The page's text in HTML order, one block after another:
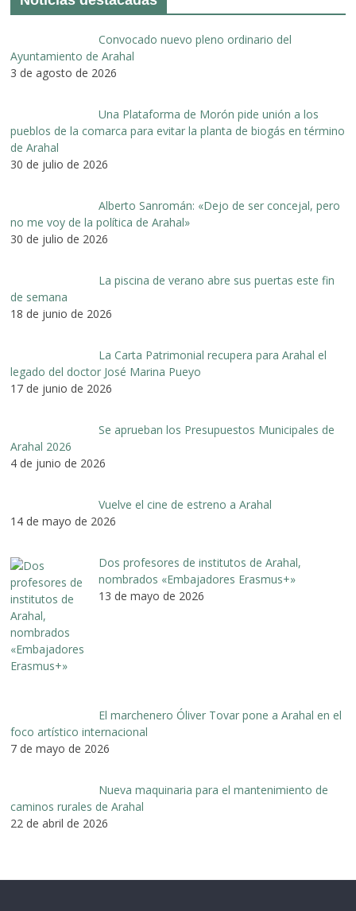
Convocado nuevo pleno ordinario del
Ayuntamiento de Arahal
3 de agosto de 2026
Una Plataforma de Morón pide unión a los
pueblos de la comarca para evitar la planta de biogás en término
de Arahal
30 de julio de 2026
Alberto Sanromán: «Dejo de ser concejal, pero
no me voy de la política de Arahal»
30 de julio de 2026
La piscina de verano abre sus puertas este fin
de semana
18 de junio de 2026
La Carta Patrimonial recupera para Arahal el
legado del doctor José Marina Pueyo
17 de junio de 2026
Se aprueban los Presupuestos Municipales de
Arahal 2026
4 de junio de 2026
Vuelve el cine de estreno a Arahal
14 de mayo de 2026
Dos profesores de institutos de Arahal,
nombrados «Embajadores Erasmus+»
13 de mayo de 2026
El marchenero Óliver Tovar pone a Arahal en el
foco artístico internacional
7 de mayo de 2026
Nueva maquinaria para el mantenimiento de
caminos rurales de Arahal
22 de abril de 2026